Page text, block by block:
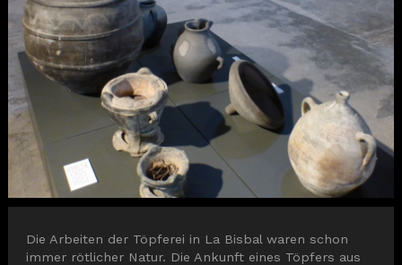
Diapositiva 1 de 1
Die Arbeiten der Töpferei in La Bisbal waren schon
immer rötlicher Natur. Die Ankunft eines Töpfers aus